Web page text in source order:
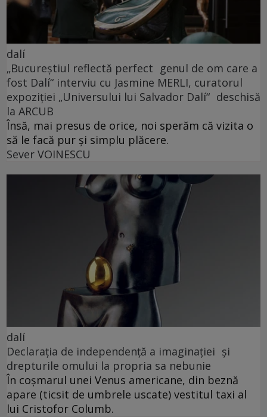
dalí
„Bucureștiul reflectă perfect genul de om care a
fost Dalí“ interviu cu Jasmine MERLI, curatorul
expoziției „Universului lui Salvador Dalí“ deschisă
la ARCUB
Însă, mai presus de orice, noi sperăm că vizita o
să le facă pur și simplu plăcere.
Sever VOINESCU
dalí
Declarația de independență a imaginației și
drepturile omului la propria sa nebunie
În coșmarul unei Venus americane, din beznă
apare (ticsit de umbrele uscate) vestitul taxi al
lui Cristofor Columb.